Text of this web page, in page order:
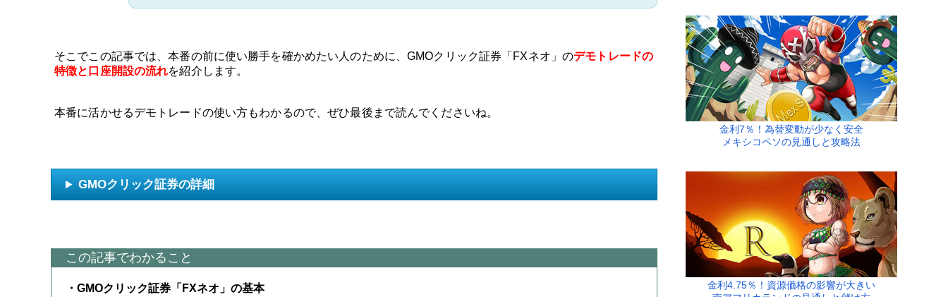
そこでこの記事では、本番の前に使い勝手を確かめたい人のために、GMOクリック証券「FXネオ」のデモトレードの
特徴と口座開設の流れを紹介します。
本番に活かせるデモトレードの使い方もわかるので、ぜひ最後まで読んでくださいね。
GMOクリック証券の詳細
この記事でわかること
・GMOクリック証券「FXネオ」の基本
金利7％！為替変動が少なく安全
メキシコペソの見通しと攻略法
金利4.75％！資源価格の影響が大きい